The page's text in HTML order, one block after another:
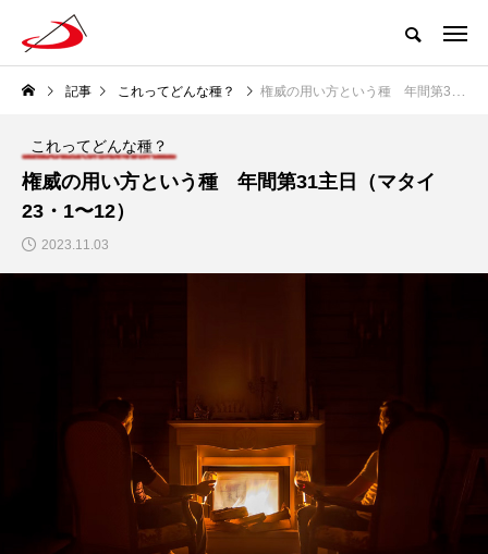
記事 これってどんな種？ 権威の用い方という種 年間第31主日（マタイ23・1〜12）
これってどんな種？
権威の用い方という種 年間第31主日（マタイ
23・1〜12）
2023.11.03